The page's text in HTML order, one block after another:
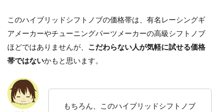
このハイブリッドシフトノブの価格帯は、有名レーシングギ
アメーカーやチューニングパーツメーカーの高級シフトノブ
ほどではありませんが、
こだわらない人が気軽に試せる価格
帯ではないかもと思います。
もちろん、このハイブリッドシフトノブ